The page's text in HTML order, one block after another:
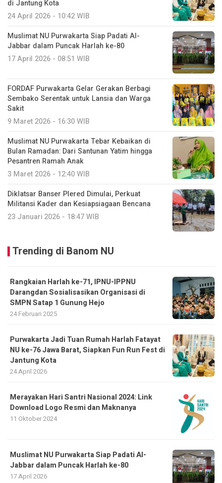
di Jantung Kota
24 April 2026 - 10:42 WIB
Muslimat NU Purwakarta Siap Padati Al-
Jabbar dalam Puncak Harlah ke-80
17 April 2026 - 08:51 WIB
FORDAF Purwakarta Gelar Gerakan Berbagi
Sembako Serentak untuk Lansia dan Warga
Sakit
9 Maret 2026 - 16:30 WIB
Muslimat NU Purwakarta Tebar Kebaikan di
Bulan Ramadan: Dari Santunan Yatim hingga
Pesantren Ramah Anak
3 Maret 2026 - 12:40 WIB
Diklatsar Banser Plered Dimulai, Perkuat
Militansi Kader dan Kesiapsiagaan Bencana
23 Januari 2026 - 18:47 WIB
Trending di Banom NU
Rangkaian Harlah ke-71, IPNU-IPPNU
Darangdan Sosialisasikan Organisasi di
SMPN Satap 1 Gunung Hejo
24 Februari 2025
Purwakarta Jadi Tuan Rumah Harlah Fatayat
NU ke-76 Jawa Barat, Siapkan Fun Run Fest di
Jantung Kota
24 April 2026
Merayakan Hari Santri Nasional 2024: Link
Download Logo Resmi dan Maknanya
11 Oktober 2024
Muslimat NU Purwakarta Siap Padati Al-
Jabbar dalam Puncak Harlah ke-80
17 April 2026